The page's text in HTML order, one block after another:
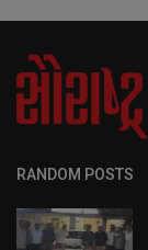
RANDOM POSTS